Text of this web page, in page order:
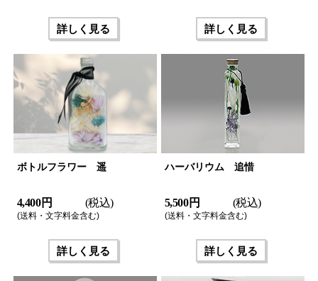
詳しく見る 詳しく見る
ボトルフラワー 遥
4,400 円 (税込)
(送料・文字料金含む)
詳しく見る
ハーバリウム 追惜
5,500 円 (税込)
(送料・文字料金含む)
詳しく見る